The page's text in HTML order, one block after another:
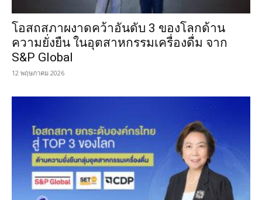
โอสถสภาผงาดคว้าอันดับ 3 ของโลกด้าน
ความยั่งยืน ในอุตสาหกรรมเครื่องดื่ม จาก
S&P Global
12 พฤษภาคม 2026